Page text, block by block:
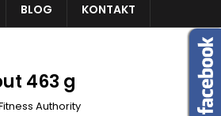
BLOG KONTAKT
463 g
Authority